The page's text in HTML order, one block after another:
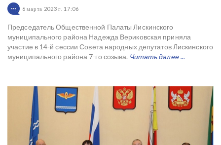
6 марта 2023 г. 17:06
Председатель Общественной Палаты Лискинского
муниципального района Надежда Вериковская приняла
участие в 14-й сессии Совета народных депутатов Лискинского
муниципального района 7-го созыва. Читать далее ...